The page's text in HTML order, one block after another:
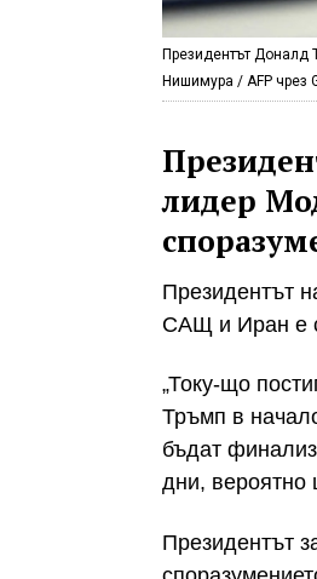
Президентът Доналд
Нишимура / AFP чрез
лидер
Президентът
САЩ и Иран е
„Току-що
Тръмп в
бъдат
дни, вероятно
Президентът